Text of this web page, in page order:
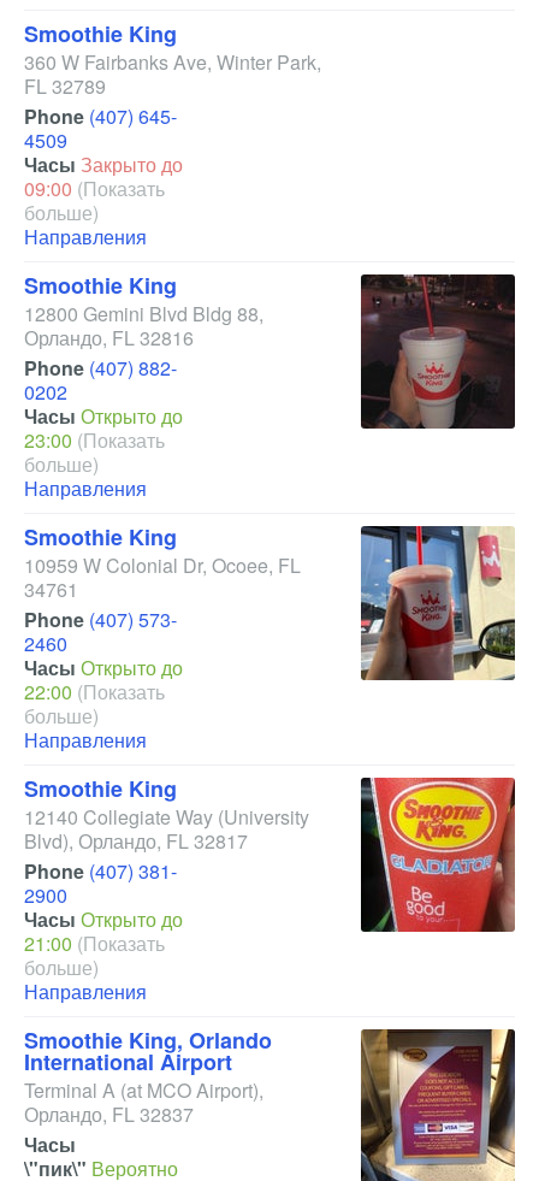
Smoothie King
360 W Fairbanks Ave, Winter Park,
FL32789
Phone (407) 645-
4509
Часы Закрыто до
09:00 (Показать
больше)
Направления
Smoothie King
12800 Gemini Blvd Bldg 88,
Орландо, FL32816
Phone (407) 882-
0202
Часы Открыто до
23:00 (Показать
больше)
Направления
Smoothie King
10959 W Colonial Dr, Ocoee, FL
34761
Phone (407) 573-
2460
Часы Открыто до
22:00 (Показать
больше)
Направления
Smoothie King
12140 Collegiate Way (University
Blvd), Орландо, FL32817
Phone (407) 381-
2900
Часы Открыто до
21:00 (Показать
больше)
Направления
Smoothie King, Orlando
International Airport
Terminal A (at MCO Airport),
Орландо, FL32837
Часы
\"пик\" Вероятно